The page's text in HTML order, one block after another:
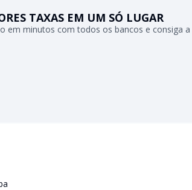
TAXAS EM UM SÓ LUGAR
em minutos com todos os bancos e consiga a